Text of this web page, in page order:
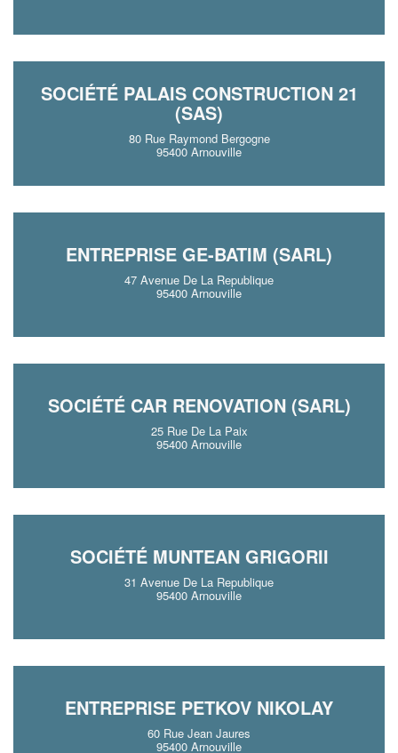
SOCIÉTÉ PALAIS CONSTRUCTION 21
(SAS)
80 Rue Raymond Bergogne
95400 Arnouville
ENTREPRISE GE-BATIM (SARL)
47 Avenue De La Republique
95400 Arnouville
SOCIÉTÉ CAR RENOVATION (SARL)
25 Rue De La Paix
95400 Arnouville
SOCIÉTÉ MUNTEAN GRIGORII
31 Avenue De La Republique
95400 Arnouville
ENTREPRISE PETKOV NIKOLAY
60 Rue Jean Jaures
95400 Arnouville